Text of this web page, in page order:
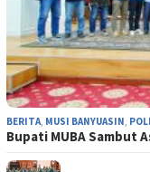
BERITA, MUSI BANYUASIN,
Bupati MUBA Sambut